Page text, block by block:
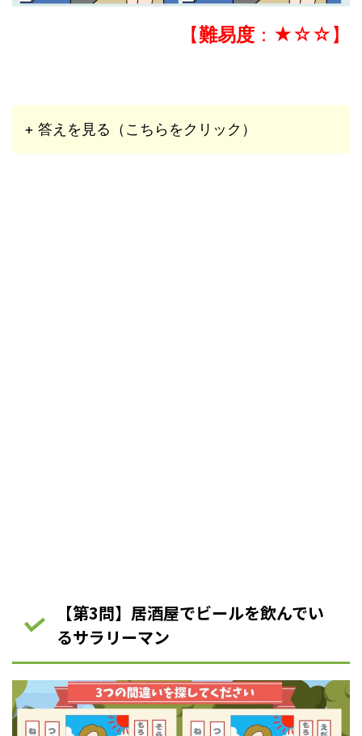
【難易度 ：★☆☆】
+ 答えを見る（こちらをクリック）
【第3問】居酒屋でビールを飲んでい
るサラリーマン